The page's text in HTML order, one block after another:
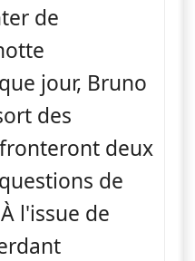
de
jour, Bruno
des
deux
de
l'issue de